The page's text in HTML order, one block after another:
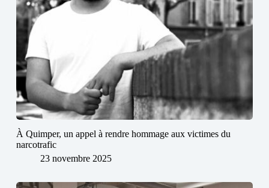
À Quimper, un appel à rendre hommage aux victimes du
narcotrafic
23 novembre 2025